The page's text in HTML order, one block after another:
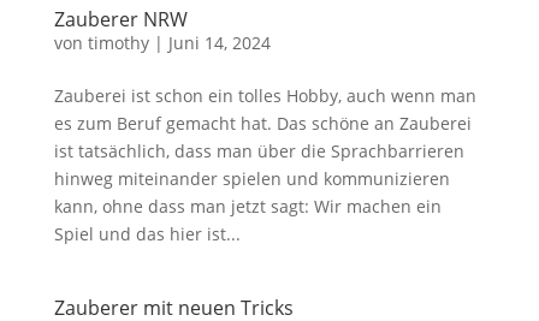
Zauberer NRW
von timothy| Juni 14, 2024
Zauberei ist schon ein tolles Hobby, auch wenn man
es zum Beruf gemacht hat. Das schöne an Zauberei
ist tatsächlich, dass man über die Sprachbarrieren
hinweg miteinander spielen und kommunizieren
kann, ohne dass man jetzt sagt: Wir machen ein
Spiel und das hier ist...
Zauberer mit neuen Tricks